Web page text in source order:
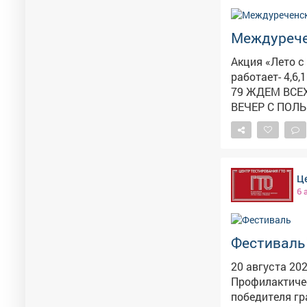
получения
и расписании
города
Акция «Лето с ГТО в Кузбассе!»
работает-
79 ЖДЕМ ВСЕХ
ВЕЧЕР С
6
20 августа
победителя